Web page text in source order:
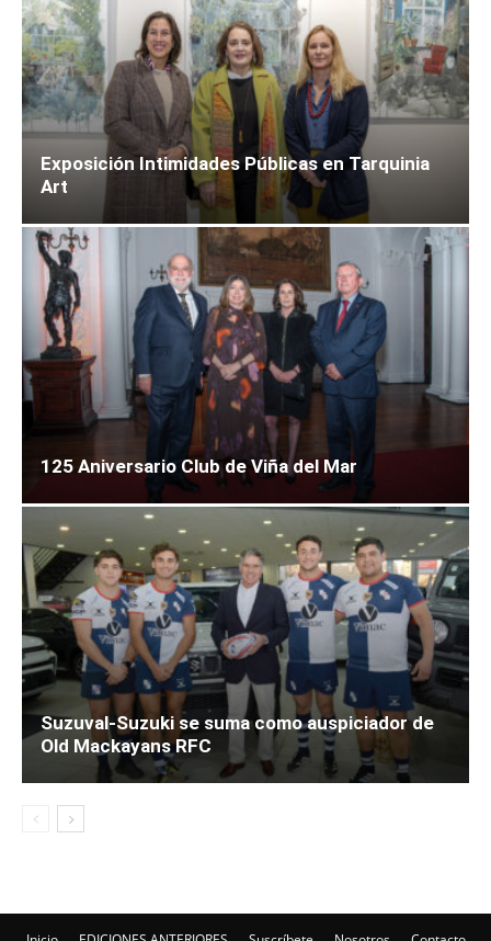
Exposición Intimidades Públicas en Tarquinia
Art
125 Aniversario Club de Viña del Mar
Suzuval-Suzuki se suma como auspiciador de
Old Mackayans RFC